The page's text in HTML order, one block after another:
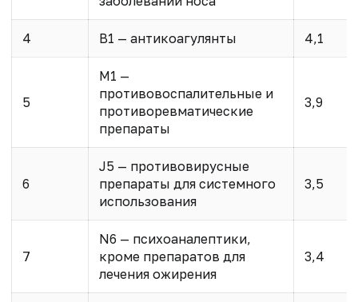
4 B1 — антикоагулянты 4,1
5
M1 —
противовоспалительные и
противоревматические
препараты
3,9
6
J5 — противовирусные
препараты для системного
использования
3,5
7
N6 — психоаналептики,
кроме препаратов для
лечения ожирения
3,4